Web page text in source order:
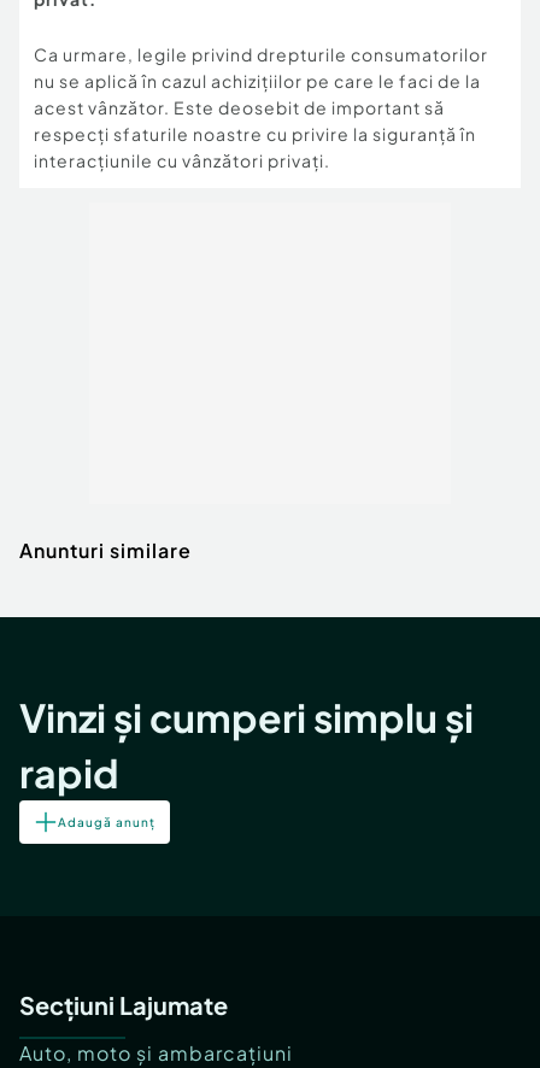
Ca urmare, legile privind drepturile consumatorilor
nu se aplică în cazul achizițiilor pe care le faci de la
acest vânzător. Este deosebit de important să
respecți sfaturile noastre cu privire la siguranță în
interacțiunile cu vânzători privați.
Anunturi similare
Vinzi și cumperi simplu și
rapid
Adaugă anunț
Secțiuni Lajumate
Auto, moto și ambarcațiuni